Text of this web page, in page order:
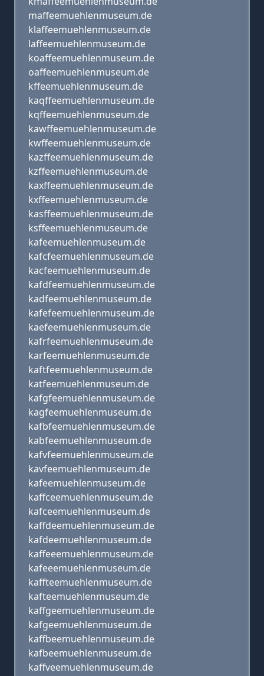
maffeemuehlenmuseum.de
klaffeemuehlenmuseum.de
laffeemuehlenmuseum.de
koaffeemuehlenmuseum.de
oaffeemuehlenmuseum.de
kffeemuehlenmuseum.de
kaqffeemuehlenmuseum.de
kqffeemuehlenmuseum.de
kawffeemuehlenmuseum.de
kwffeemuehlenmuseum.de
kazffeemuehlenmuseum.de
kzffeemuehlenmuseum.de
kaxffeemuehlenmuseum.de
kxffeemuehlenmuseum.de
kasffeemuehlenmuseum.de
ksffeemuehlenmuseum.de
kafeemuehlenmuseum.de
kafcfeemuehlenmuseum.de
kacfeemuehlenmuseum.de
kafdfeemuehlenmuseum.de
kadfeemuehlenmuseum.de
kafefeemuehlenmuseum.de
kaefeemuehlenmuseum.de
kafrfeemuehlenmuseum.de
karfeemuehlenmuseum.de
kaftfeemuehlenmuseum.de
katfeemuehlenmuseum.de
kafgfeemuehlenmuseum.de
kagfeemuehlenmuseum.de
kafbfeemuehlenmuseum.de
kabfeemuehlenmuseum.de
kafvfeemuehlenmuseum.de
kavfeemuehlenmuseum.de
kafeemuehlenmuseum.de
kaffceemuehlenmuseum.de
kafceemuehlenmuseum.de
kaffdeemuehlenmuseum.de
kafdeemuehlenmuseum.de
kaffeeemuehlenmuseum.de
kafeeemuehlenmuseum.de
kaffteemuehlenmuseum.de
kafteemuehlenmuseum.de
kaffgeemuehlenmuseum.de
kafgeemuehlenmuseum.de
kaffbeemuehlenmuseum.de
kafbeemuehlenmuseum.de
kaffveemuehlenmuseum.de